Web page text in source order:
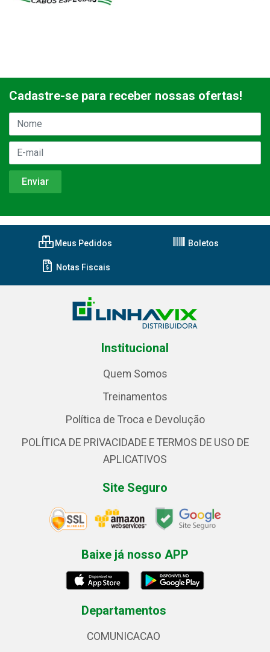
Cadastre-se para receber nossas ofertas!
Meus Pedidos Boletos
Notas Fiscais
Institucional
Quem Somos
Treinamentos
Política de Troca e Devolução
POLÍTICA DE PRIVACIDADE E TERMOS DE USO DE
APLICATIVOS
Site Seguro
Baixe já nosso APP
Departamentos
COMUNICACAO